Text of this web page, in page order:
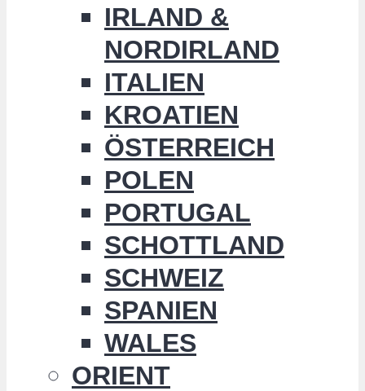
IRLAND &
NORDIRLAND
ITALIEN
KROATIEN
ÖSTERREICH
POLEN
PORTUGAL
SCHOTTLAND
SCHWEIZ
SPANIEN
WALES
ORIENT